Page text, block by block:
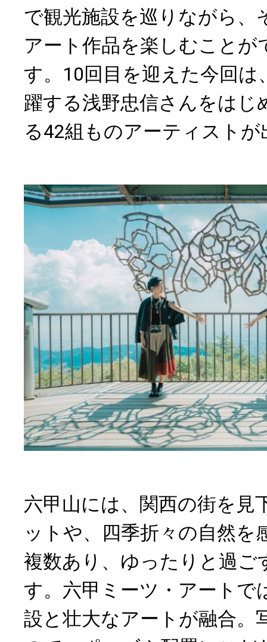
で観光施設を巡りながら、
アート作品を楽しむことが
す。10回目を迎えた今回は
躍する浅野忠信さんをはじ
る42組ものアーティスト
六甲山には、関西の街を見
ットや、四季折々の自然を
複数あり、ゆったりと過ご
す。六甲ミーツ・アートで
設と壮大なアートが融合。